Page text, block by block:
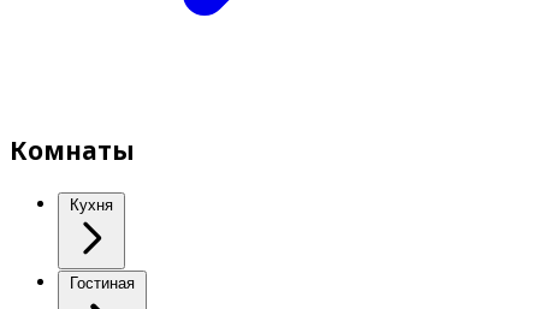
Комнаты
Кухня
Гостиная